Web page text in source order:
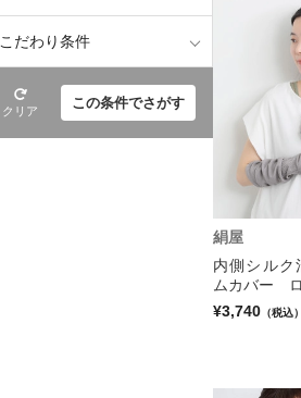
こだわり条件
クリア この条件でさがす
絹屋
内側シル
ムカバー
¥3,740 （税込）